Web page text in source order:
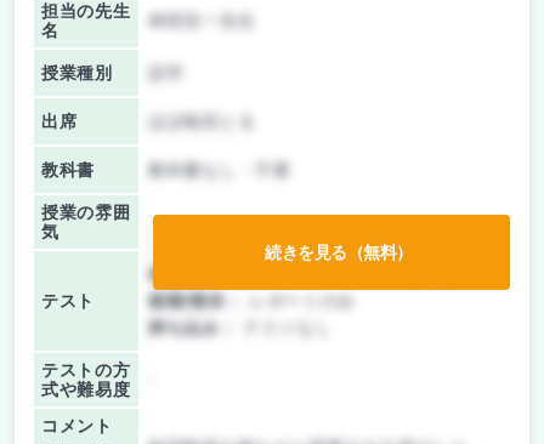
担当の先生
名
授業種別
出席 ほぼ毎回とる
教科書 教科書なし・不要
授業の雰囲
気
テスト
前期/中間：
後期/期末：
持ち込み：
テストの方
式や難易度
コメント
続きを見る（無料）